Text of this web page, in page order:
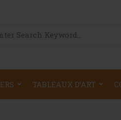
TABLEAUX D’ART